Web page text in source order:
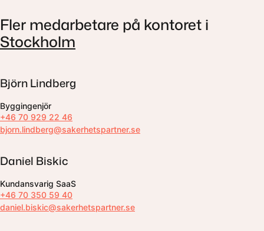
Fler medarbetare på kontoret i
Stockholm
Björn Lindberg
Byggingenjör
+46 70 929 22 46
bjorn.lindberg@sakerhetspartner.se
Daniel Biskic
Kundansvarig SaaS
+46 70 350 59 40
daniel.biskic@sakerhetspartner.se